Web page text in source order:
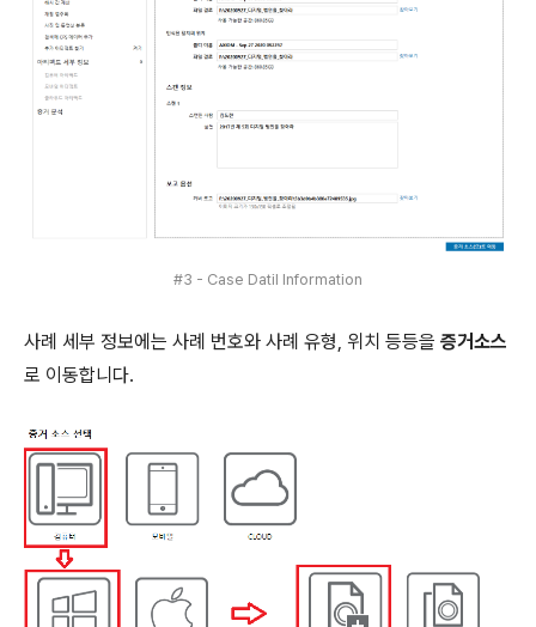
#3 - Case Datil Information
사례 세부 정보에는 사례 번호와 사례 유형, 위치 등등을 증거소스
로 이동합니다.